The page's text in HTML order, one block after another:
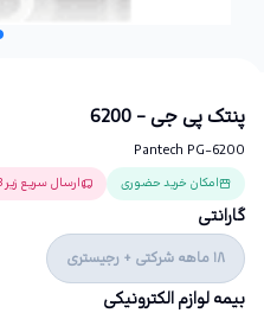
پنتک پی جی - 6200
Pantech PG-6200
امکان خرید حضوری ارسال سریع زیر 3 ساعت
گارانتی
18 ماهه شرکتی + رجیستری
بیمه لوازم الکترونیکی